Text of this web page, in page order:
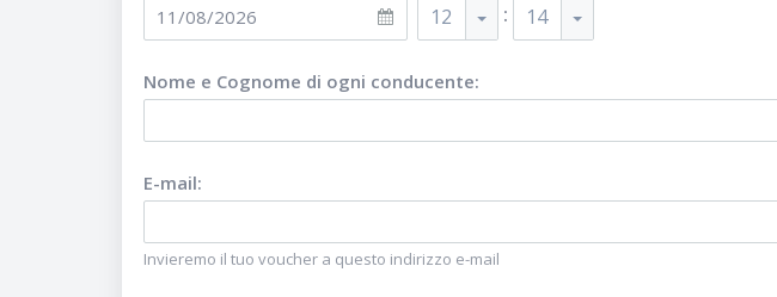
12 : 14
Nome e Cognome di ogni conducente:
E-mail:
Invieremo il tuo voucher a questo indirizzo e-mail